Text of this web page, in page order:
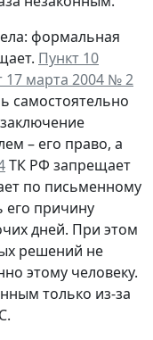
формальная
Пункт 10
17 марта 2004 № 2
самостоятельно
– его право, а
ТК РФ запрещает
по письменному
его причину
дней. При этом
решений не
этому человеку.
только из-за